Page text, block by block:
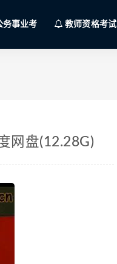
务事业考 教师资格考试
网盘(12.28G)